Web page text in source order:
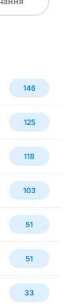
146
125
118
103
51
51
33